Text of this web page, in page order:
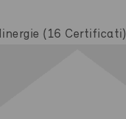
(16 Certificati)